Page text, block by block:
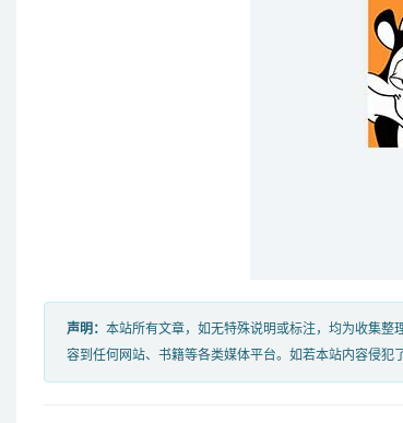
声明： 本站所有文章，如无特殊说明或标注，均为收集整
容到任何网站、书籍等各类媒体平台。如若本站内容侵